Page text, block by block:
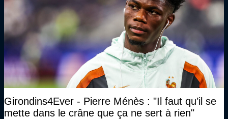
Girondins4Ever - Pierre Ménès : "Il faut qu’il se
mette dans le crâne que ça ne sert à rien"